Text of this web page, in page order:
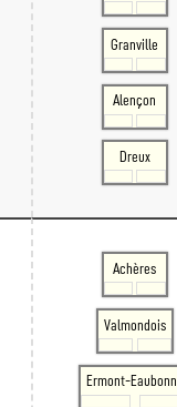
Granville
Alençon
Dreux
Achères
Valmondois
Ermont-